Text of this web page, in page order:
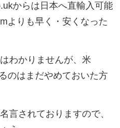
からは日本へ直輸入可能
よりも早く・安くなった
わかりませんが、米
のはまだやめておいた方
言されておりますので、